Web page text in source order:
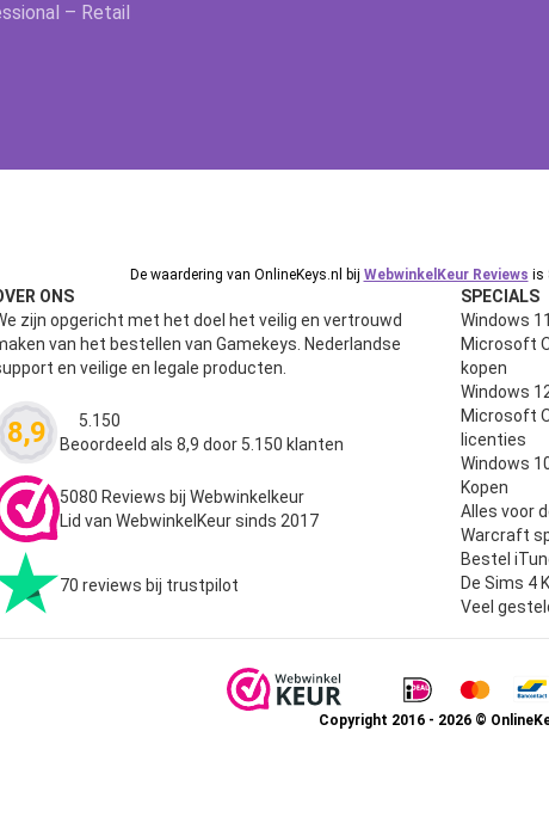
– Retail
De waardering van OnlineKeys.nl bij WebwinkelKeur Reviews is
ONS
zijn opgericht met het doel het veilig en vertrouwd
van het bestellen van Gamekeys. Nederlandse
en veilige en legale producten.
8,9 Waardering
5.150
Beoordeeld als 8,9 door 5.150 klanten
5080 Reviews bij Webwinkelkeur
Lid van WebwinkelKeur sinds 2017
70 reviews bij trustpilot
SPECIALS
Windows
Microsoft
kopen
Windows
Microsoft
licenties
Windows
Kopen
Alles voor
Warcraft
Bestel
De Sims 4
Veel
Copyright 2016 - 2026 ©